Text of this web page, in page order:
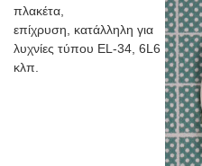
πλακέτα,
επίχρυση, κατάλληλη για
λυχνίες τύπου EL-34, 6L6
κλπ.